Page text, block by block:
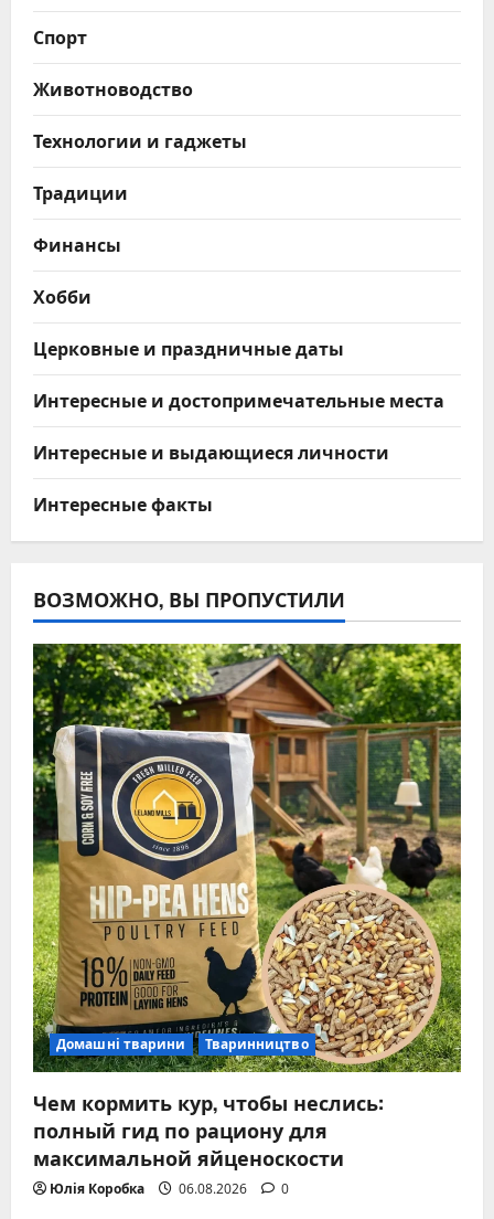
Спорт
Животноводство
Технологии и гаджеты
Традиции
Финансы
Хобби
Церковные и праздничные даты
Интересные и достопримечательные места
Интересные и выдающиеся личности
Интересные факты
ВОЗМОЖНО, ВЫ ПРОПУСТИЛИ
Домашні тварини Тваринництво
Чем кормить кур, чтобы неслись:
полный гид по рациону для
максимальной яйценоскости
Юлія Коробка 06.08.2026 0